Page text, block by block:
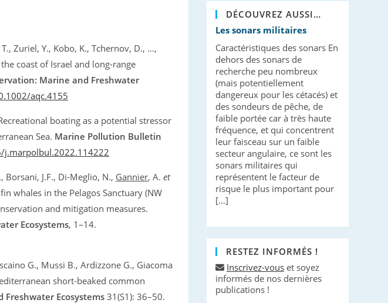
Zuriel, Y., Kobo, K., Tchernov, D., …,
coast of Israel and long-range
Marine and Freshwater
aqc.4155
boating as a potential stressor
Sea. Marine Pollution Bulletin
J.F., Di-Meglio, N., Gannier, A.et
whales in the Pelagos Sanctuary (NW
and mitigation measures.
Ecosystems, 1–14.
G., Mussi B., Ardizzone G., Giacoma
short-beaked common
Ecosystems 31(S1): 36–50.
DÉCOUVREZ AUSSI…
Les sonars militaires
Caractéristiques des sonars En
dehors des sonars de
recherche peu nombreux
(mais potentiellement
dangereux pour les cétacés) et
des sondeurs de pêche, de
faible portée car à très haute
fréquence, et qui concentrent
leur faisceau sur un faible
secteur angulaire, ce sont les
sonars militaires qui
représentent le facteur de
risque le plus important pour
[…]
RESTEZ INFORMÉS !
Inscrivez-vouset soyez
informés de nos dernières
publications !